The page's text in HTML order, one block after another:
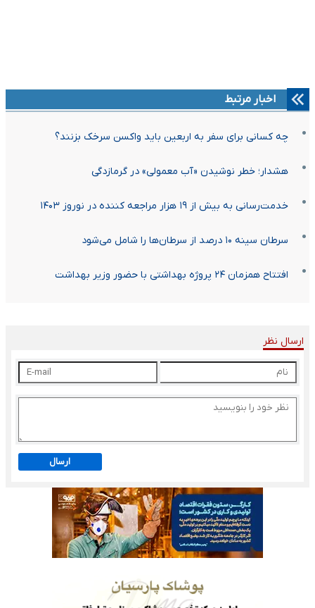
اخبار مرتبط
چه کسانی برای سفر به اربعین باید واکسن سرخک بزنند؟
هشدار؛ خطر نوشیدن «آب معمولی» در گرمازدگی
خدمت‌رسانی به بیش از ۱۹ هزار مراجعه کننده در نوروز ۱۴۰۳
سرطان سینه ۱۰ درصد از سرطان‌ها را شامل می‌شود
افتتاح همزمان ۲۴ پروژه بهداشتی با حضور وزیر بهداشت
ارسال نظر
ارسال